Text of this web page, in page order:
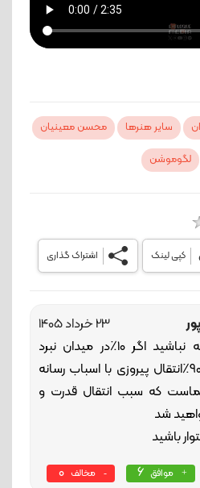
سایر هنرها
محسن معینیان
لگوموشن
اشتراک گذاری کپی لینک
23 خرداد 1405
سلام و خسته نباشید اگر 10٪در میدان نبرد
موفق باشیم 90٪انتقال پیروزی با اسباب رسانه
که سبب انتقال قدرت و
شد
باشید
موافق 6 مخالف 0